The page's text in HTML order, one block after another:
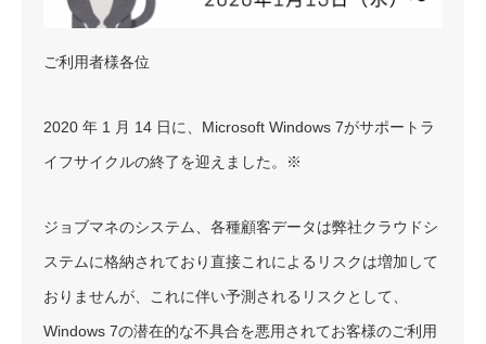
ご利用者様各位
2020 年 1 月 14 日に、Microsoft Windows 7がサポートラ
イフサイクルの終了を迎えました。※
ジョブマネのシステム、各種顧客データは弊社クラウドシ
ステムに格納されており直接これによるリスクは増加して
おりませんが、これに伴い予測されるリスクとして、
Windows 7の潜在的な不具合を悪用されてお客様のご利用